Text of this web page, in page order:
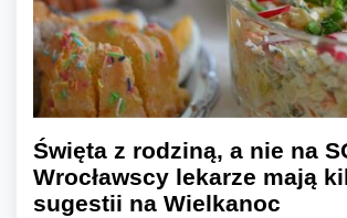
Święta z rodziną, a nie na
Wrocławscy lekarze mają
sugestii na Wielkanoc